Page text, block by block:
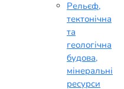
Рельєф,
тектонічна
та
геологічна
будова,
мінеральні
ресурси